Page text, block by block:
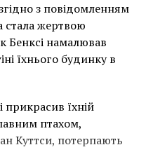
з повідомленням
стала жертвою
Бенксі намалював
їхнього будинку в
прикрасив їхній
птахом,
Куттси, потерпають